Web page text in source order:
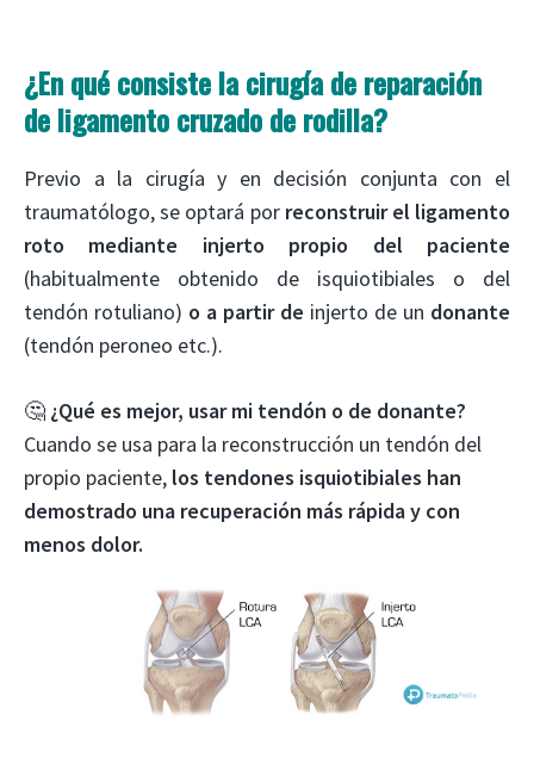
¿En qué consiste la cirugía de reparación
de ligamento cruzado de rodilla?
Previo a la cirugía y en decisión conjunta con el
traumatólogo, se optará por reconstruir el ligamento
roto mediante injerto propio del paciente
(habitualmente obtenido de isquiotibiales o del
tendón rotuliano) o a partir de injerto de un donante
(tendón peroneo etc.).
🤔 ¿Qué es mejor, usar mi tendón o de donante?
Cuando se usa para la reconstrucción un tendón del
propio paciente, los tendones isquiotibiales han
demostrado una recuperación más rápida y con
menos dolor.